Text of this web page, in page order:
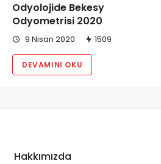
Odyolojide Bekesy
Odyometrisi 2020
9 Nisan 2020 1509
DEVAMINI OKU
Hakkımızda